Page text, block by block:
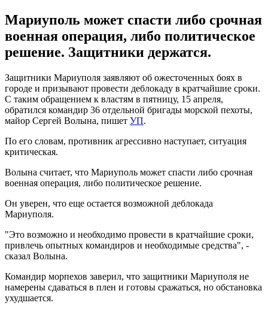
Мариуполь может спасти либо срочная
военная операция, либо политическое
решение. Защитники держатся.
Защитники Мариуполя заявляют об ожесточенных боях в
городе и призывают провести деблокаду в кратчайшие сроки.
С таким обращением к властям в пятницу, 15 апреля,
обратился командир 36 отдельной бригады морской пехоты,
майор Сергей Волына, пишет УП.
По его словам, противник агрессивно наступает, ситуация
критическая.
Волына считает, что Мариуполь может спасти либо срочная
военная операция, либо политическое решение.
Он уверен, что еще остается возможной деблокада
Мариуполя.
"Это возможно и необходимо провести в кратчайшие сроки,
привлечь опытных командиров и необходимые средства", -
сказал Волына.
Командир морпехов заверил, что защитники Мариуполя не
намерены сдаваться в плен и готовы сражаться, но обстановка
ухудшается.